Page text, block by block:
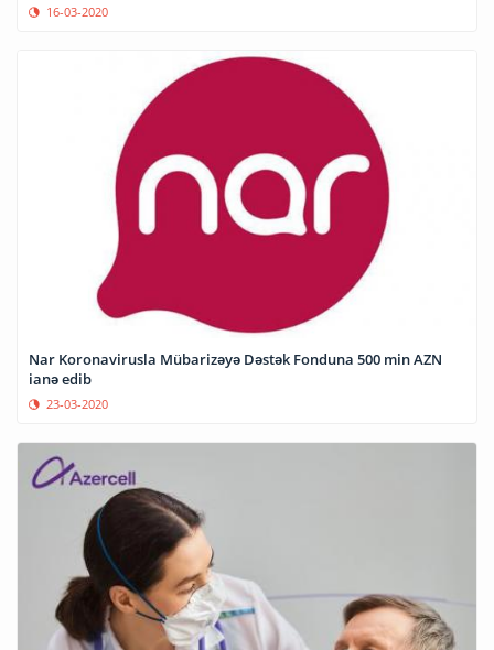
16-03-2020
Nar Koronavirusla Mübarizəyə Dəstək Fonduna 500 min AZN
ianə edib
23-03-2020